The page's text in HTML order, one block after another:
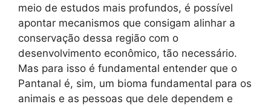
meio de estudos mais profundos, é possível
apontar mecanismos que consigam alinhar a
conservação dessa região com o
desenvolvimento econômico, tão necessário.
Mas para isso é fundamental entender que o
Pantanal é, sim, um bioma fundamental para os
animais e as pessoas que dele dependem e